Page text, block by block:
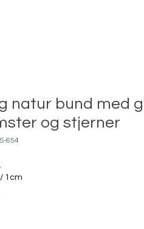
natur bund med
og stjerner
654
/ 1cm